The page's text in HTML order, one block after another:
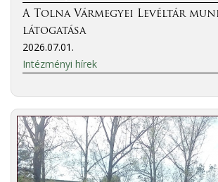
A Tolna Vármegyei Levéltár
látogatása
2026.07.01.
Intézményi hírek